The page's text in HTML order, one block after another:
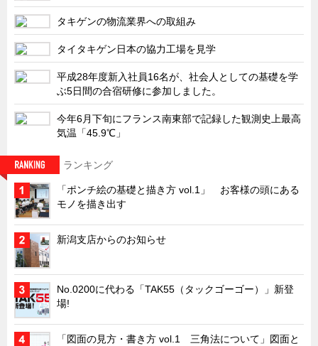
こんなとき、どう言うの?
４コマ漫画 のんきなのんちゃん
CATEGORY タキゲンinfo.
お知らせ
展示会情報／出展告知
展示会情報／報告レポート
海外出張
社外セミナー
タキゲンの歴史
110周年企画
タキゲン売上ランキング
展示トラック
タキスポ
タキ旅レポ
タキゲンの物流業界への取組み
タイタキゲン日本の協力工場を見学
平成28年度新入社員16名が、社会人としての基礎を学
ぶ5日間の合宿研修に参加しました。
今年6月下旬にフランス南東部で記録した観測史上最高
気温「45.9℃」
ランキング
「ポンチ絵の基礎と描き方 vol.1」 お客様の頭にある
モノを描き出す
新潟支店からのお知らせ
No.0200に代わる「TAK55（タックゴーゴー）」新登
場!
「図面の見方・書き方 vol.1 三角法について」図面と